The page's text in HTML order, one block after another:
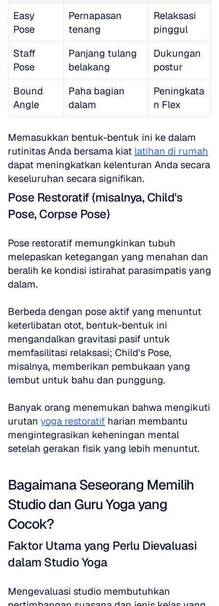
Easy
Pose
Pernapasan
tenang
Relaksasi
pinggul
Staff
Pose
Panjang tulang
belakang
Dukungan
postur
Bound
Angle
Paha bagian
dalam
Peningkata
n Flex
Memasukkan bentuk-bentuk ini ke dalam
rutinitas Anda bersama kiat latihan di rumah
dapat meningkatkan kelenturan Anda secara
keseluruhan secara signifikan.
Pose Restoratif (misalnya, Child's
Pose, Corpse Pose)
Pose restoratif memungkinkan tubuh
melepaskan ketegangan yang menahan dan
beralih ke kondisi istirahat parasimpatis yang
dalam.
Berbeda dengan pose aktif yang menuntut
keterlibatan otot, bentuk-bentuk ini
mengandalkan gravitasi pasif untuk
memfasilitasi relaksasi; Child's Pose,
misalnya, memberikan pembukaan yang
lembut untuk bahu dan punggung.
Banyak orang menemukan bahwa mengikuti
urutan yoga restoratif harian membantu
mengintegrasikan keheningan mental
setelah gerakan fisik yang lebih menuntut.
Bagaimana Seseorang Memilih
Studio dan Guru Yoga yang
Cocok?
Faktor Utama yang Perlu Dievaluasi
dalam Studio Yoga
Mengevaluasi studio membutuhkan